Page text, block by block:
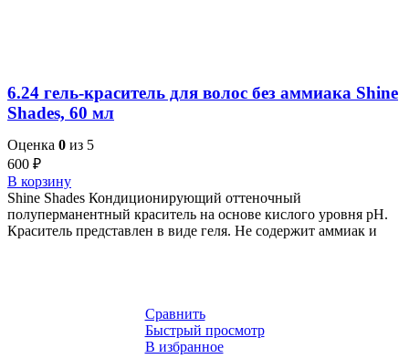
6.24 гель-краситель для волос без аммиака Shine
Shades, 60 мл
Оценка 0 из 5
600 ₽
В корзину
Shine Shades Кондиционирующий оттеночный
полуперманентный краситель на основе кислого уровня pH.
Краситель представлен в виде геля. Не содержит аммиак и
Сравнить
Быстрый просмотр
В избранное